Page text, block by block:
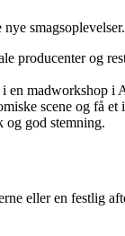
og
madworkshop
scene og få
og god stemning.
eller en festlig